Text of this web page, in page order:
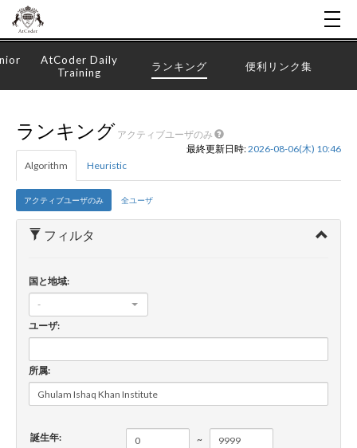
EN
新規登録
AtCoder Daily
Training
ランキング 便利リンク集
ランキング アクティブユーザのみ
最終更新日時:2026-08-06(木) 10:46
Algorithm
Heuristic
アクティブユーザのみ 全ユーザ
フィルタ
国と地域:
-
ユーザ:
所属:
誕生年: ~